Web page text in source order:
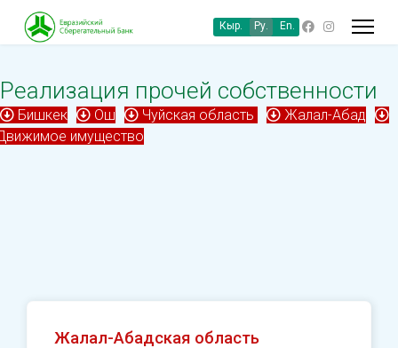
Кыр. Ру. En.
Реализация прочей собственности
Бишкек Ош Чуйская область
Жалал-Абад
имущество
Жалал-Абадская область